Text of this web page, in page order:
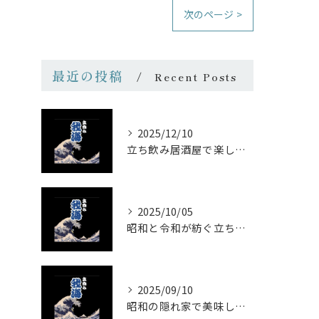
次のページ >
最近の投稿 Recent Posts
2025/12/10
立ち飲み居酒屋で楽しむ昭和の懐かし空間と多彩なお酒
2025/10/05
昭和と令和が紡ぐ立ち飲みの味わい
2025/09/10
昭和の隠れ家で美味しい一杯を